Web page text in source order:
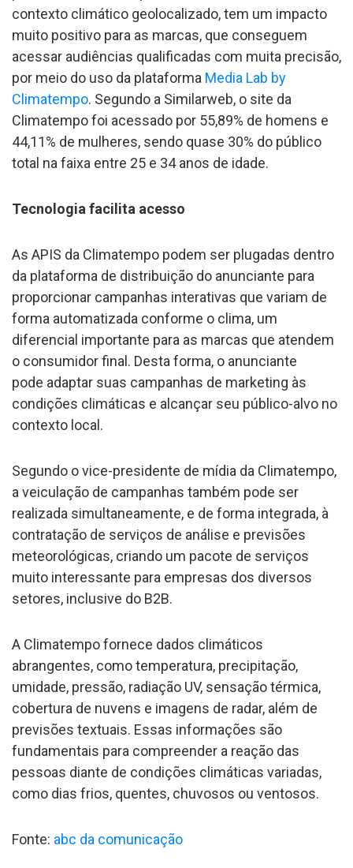
contexto climático geolocalizado, tem um impacto
muito positivo para as marcas, que conseguem
acessar audiências qualificadas com muita precisão,
por meio do uso da plataforma Media Lab by
Climatempo. Segundo a Similarweb, o site da
Climatempo foi acessado por 55,89% de homens e
44,11% de mulheres, sendo quase 30% do público
total na faixa entre 25 e 34 anos de idade.
Tecnologia facilita acesso
As APIS da Climatempo podem ser plugadas dentro
da plataforma de distribuição do anunciante para
proporcionar campanhas interativas que variam de
forma automatizada conforme o clima, um
diferencial importante para as marcas que atendem
o consumidor final. Desta forma, o anunciante
pode adaptar suas campanhas de marketing às
condições climáticas e alcançar seu público-alvo no
contexto local.
Segundo o vice-presidente de mídia da Climatempo,
a veiculação de campanhas também pode ser
realizada simultaneamente, e de forma integrada, à
contratação de serviços de análise e previsões
meteorológicas, criando um pacote de serviços
muito interessante para empresas dos diversos
setores, inclusive do B2B.
A Climatempo fornece dados climáticos
abrangentes, como temperatura, precipitação,
umidade, pressão, radiação UV, sensação térmica,
cobertura de nuvens e imagens de radar, além de
previsões textuais. Essas informações são
fundamentais para compreender a reação das
pessoas diante de condições climáticas variadas,
como dias frios, quentes, chuvosos ou ventosos.
Fonte: abc da comunicação